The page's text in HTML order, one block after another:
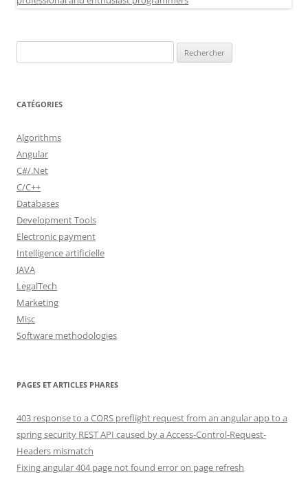
CATÉGORIES
Algorithms
Angular
C#/.Net
C/C++
Databases
Development Tools
Electronic payment
Intelligence artificielle
JAVA
LegalTech
Marketing
Misc
Software methodologies
PAGES ET ARTICLES PHARES
403 response to a CORS preflight request from an angular app to a
spring security REST API caused by a Access-Control-Request-
Headers mismatch
Fixing angular 404 page not found error on page refresh